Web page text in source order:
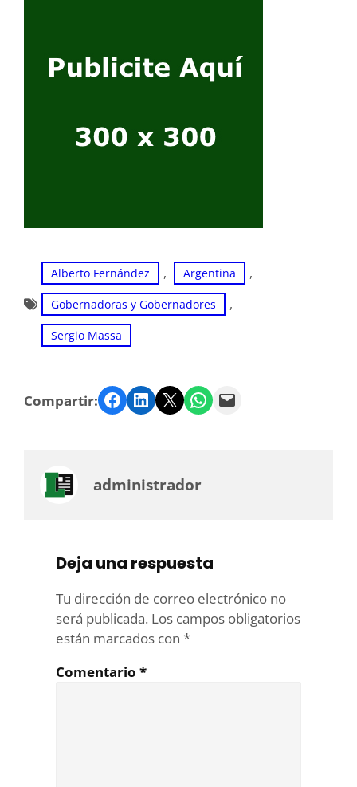
Alberto Fernández , Argentina ,
Gobernadoras y Gobernadores ,
Sergio Massa
Compartir: Facebook LinkedIn Twitter WhatsApp Email
administrador
Deja una respuesta
Tu dirección de correo electrónico no
será publicada. Los campos obligatorios
están marcados con *
Comentario *